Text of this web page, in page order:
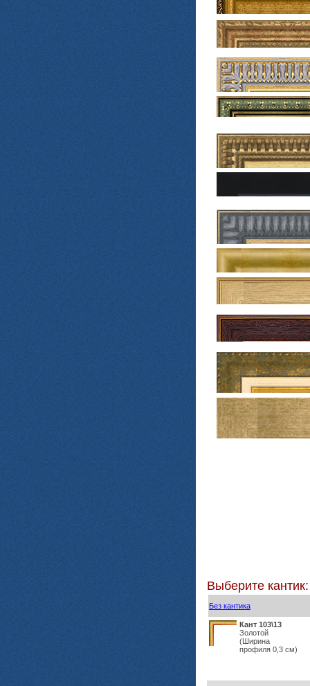
Выберите кантик:
Без кантика
Кант 103\13
Золотой
(Ширина
профиля 0,3 см)